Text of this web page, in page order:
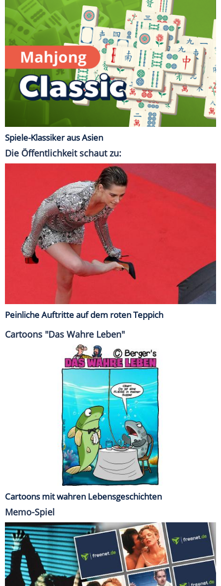
Spiele-Klassiker aus Asien
Die Öffentlichkeit schaut zu:
Peinliche Auftritte auf dem roten Teppich
Cartoons "Das Wahre Leben"
Cartoons mit wahren Lebensgeschichten
Memo-Spiel